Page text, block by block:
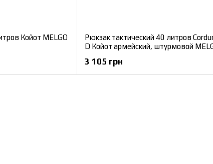
Койот MELGO
Рюкзак тактический 40 литров
D Койот армейский, штурмовой
3 105 грн